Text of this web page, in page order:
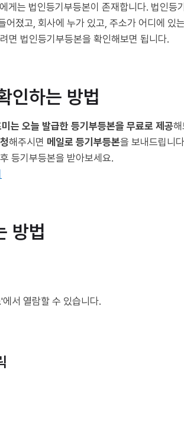
게는 법인등기부등본이 존재합니다. 법인등
어졌고, 회사에 누가 있고, 주소가 어디에 있
면 법인등기부등본을 확인해보면 됩니다.
인하는 방법
는 오늘 발급한 등기부등본을 무료로 제공
해주시면 메일로 등기부등본을 보내드립니
등기부등본을 받아보세요.
방법
'에서 열람할 수 있습니다.